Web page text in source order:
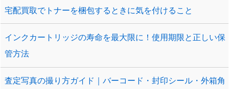
宅配買取でトナーを梱包するときに気を付けること
インクカートリッジの寿命を最大限に！使用期限と正しい保
管方法
査定写真の撮り方ガイド｜バーコード・封印シール・外箱角